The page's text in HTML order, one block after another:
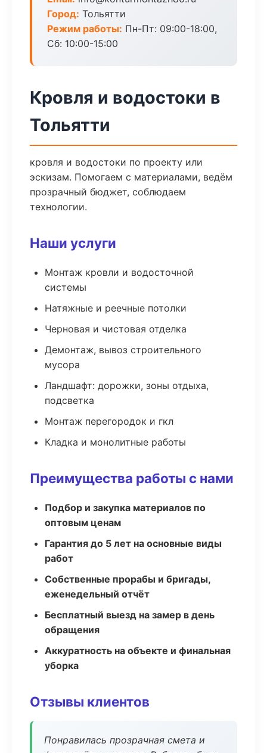
Город: Тольятти
Режим работы: Пн-Пт: 09:00-18:00,
Сб: 10:00-15:00
Кровля и водостоки в
Тольятти
кровля и водостоки по проекту или
эскизам. Помогаем с материалами, ведём
прозрачный бюджет, соблюдаем
технологии.
Наши услуги
Монтаж кровли и водосточной
системы
Натяжные и реечные потолки
Черновая и чистовая отделка
Демонтаж, вывоз строительного
мусора
Ландшафт: дорожки, зоны отдыха,
подсветка
Монтаж перегородок и гкл
Кладка и монолитные работы
Преимущества работы с нами
Подбор и закупка материалов по
оптовым ценам
Гарантия до 5 лет на основные виды
работ
Собственные прорабы и бригады,
еженедельный отчёт
Бесплатный выезд на замер в день
обращения
Аккуратность на объекте и финальная
уборка
Отзывы клиентов
Понравилась прозрачная смета и